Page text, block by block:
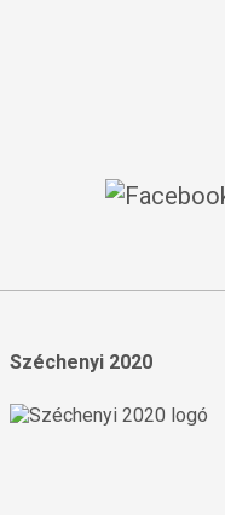
Széchenyi 2020